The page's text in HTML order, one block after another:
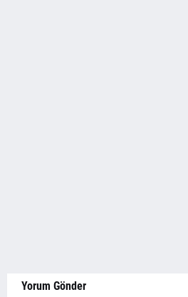
Yorum Gönder